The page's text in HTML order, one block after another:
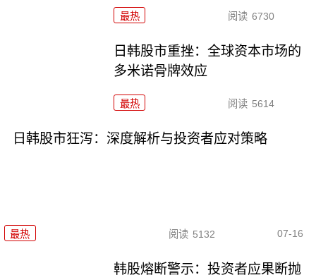
最热 阅读 6730
日韩股市重挫：全球资本市场的
多米诺骨牌效应
最热 阅读 5614
日韩股市狂泻：深度解析与投资者应对策略
最热 阅读 5132 07-16
韩股熔断警示：投资者应果断抛